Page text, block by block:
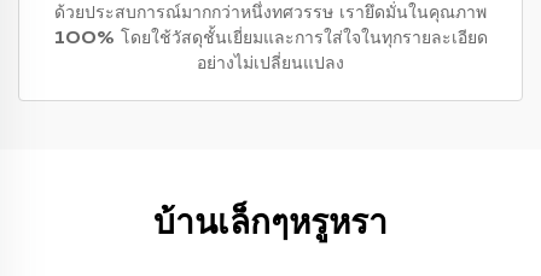
ด้วยประสบการณ์มากกว่าหนึ่งทศวรรษ เรายึดมั่นในคุณภาพ
100% โดยใช้วัสดุชั้นเยี่ยมและการใส่ใจในทุกรายละเอียด
อย่างไม่เปลี่ยนแปลง
บ้านเล็กๆหรูหรา